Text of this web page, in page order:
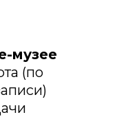
музее
(по